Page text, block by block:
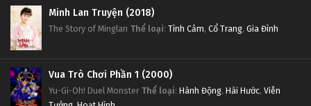
Minh Lan Truyện (2018)
The Story of Minglan Thể loại: Tình Cảm, Cổ Trang, Gia Đình
Vua Trò Chơi Phần 1 (2000)
Yu-Gi-Oh! Duel Monster Thể loại: Hành Động, Hài Hước, Viễn